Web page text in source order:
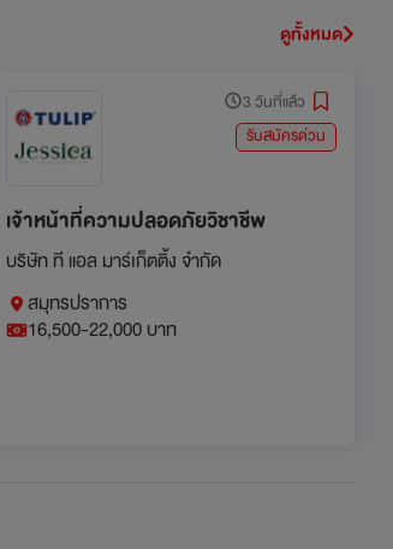
ดูทั้งหมด
3 วันที่แล้ว
รับสมัครด่วน
เจ้าหน้าที่ความปลอดภัยวิชาชีพ
บริษัท ที แอล มาร์เก็ตติ้ง จำกัด
สมุทรปราการ
16,500-22,000 บาท